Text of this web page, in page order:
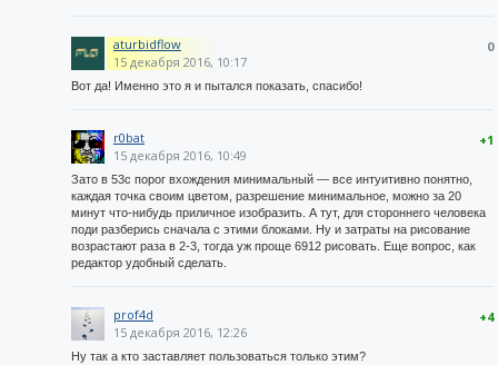
0
aturbidflow
15 декабря 2016, 10:17
Вот да! Именно это я и пытался показать, спасибо!
+1
r0bat
15 декабря 2016, 10:49
Зато в 53с порог вхождения минимальный — все интуитивно понятно,
каждая точка своим цветом, разрешение минимальное, можно за 20
минут что-нибудь приличное изобразить. А тут, для стороннего человека
поди разберись сначала с этими блоками. Ну и затраты на рисование
возрастают раза в 2-3, тогда уж проще 6912 рисовать. Еще вопрос, как
редактор удобный сделать.
+4
prof4d
15 декабря 2016, 12:26
Ну так а кто заставляет пользоваться только этим?